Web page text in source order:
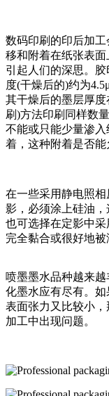
数码印刷的印后加
移和附着在纸张表
引起人们的深思。
度(干燥后的)约为
其干燥后的墨层厚
刷)方法印刷同样数
不能或只能少量渗
着，这种附着是否
在一些采用静电照
影，必须涂上硅油，
也可选择在定影中
完全黏合或很好地被
喷墨墨水品种越来
化墨水应有尽有。
表面张力又比较小
加工中出现问题。